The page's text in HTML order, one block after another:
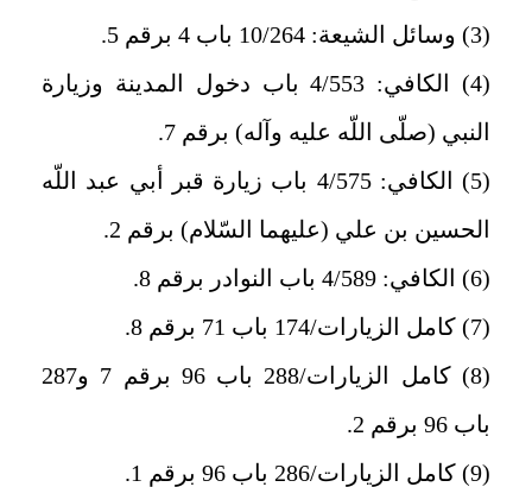
(3) وسائل الشيعة: 10/264 باب 4 برقم 5.
(4) الكافي: 4/553 باب دخول المدينة وزيارة
النبي (صلّى اللّه عليه وآله) برقم 7.
(5) الكافي: 4/575 باب زيارة قبر أبي عبد اللّه
الحسين بن علي (عليهما السّلام) برقم 2.
(6) الكافي: 4/589 باب النوادر برقم 8.
(7) كامل الزيارات/174 باب 71 برقم 8.
(8) كامل الزيارات/288 باب 96 برقم 7 و287
باب 96 برقم 2.
(9) كامل الزيارات/286 باب 96 برقم 1.